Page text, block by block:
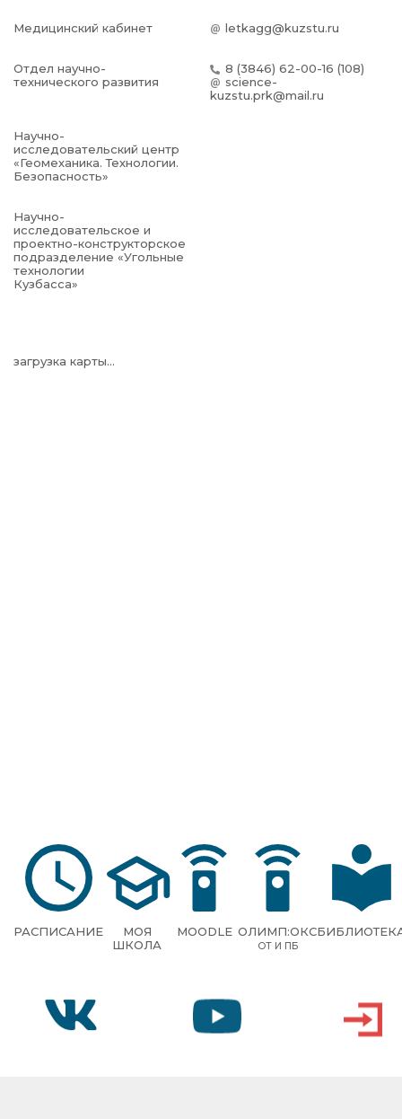
Медицинский кабинет letkagg@kuzstu.ru
Отдел научно-
технического развития
8 (3846) 62-00-16 (108)
science-
kuzstu.prk@mail.ru
Научно-
исследовательский центр
«Геомеханика. Технологии.
Безопасность»
Научно-
исследовательское и
проектно-конструкторское
подразделение «Угольные
технологии
Кузбасса»
загрузка карты...
РАСПИСАНИЕ
МОЯ
ШКОЛА
MOODLE ОЛИМП:ОКС
ОТ И ПБ